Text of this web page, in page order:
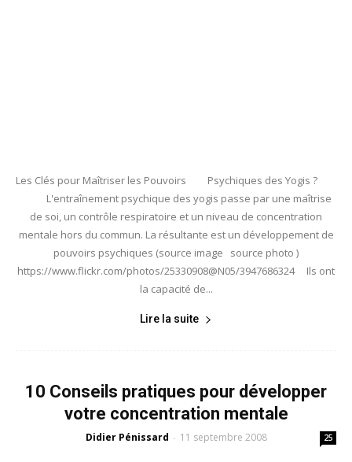
Les Clés pour Maîtriser les Pouvoirs Psychiques des Yogis ?
L'entraînement psychique des yogis passe par une maîtrise
de soi, un contrôle respiratoire et un niveau de concentration
mentale hors du commun. La résultante est un développement de
pouvoirs psychiques (source image source photo )
https://www.flickr.com/photos/25330908@N05/3947686324 Ils ont
la capacité de...
Lire la suite
10 Conseils pratiques pour développer
votre concentration mentale
Didier Pénissard - 11 septembre 2008 25